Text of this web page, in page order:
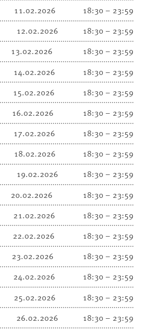
11.02.2026
18:30 – 23:59
12.02.2026
18:30 – 23:59
13.02.2026
18:30 – 23:59
14.02.2026
18:30 – 23:59
15.02.2026
18:30 – 23:59
16.02.2026
18:30 – 23:59
17.02.2026
18:30 – 23:59
18.02.2026
18:30 – 23:59
19.02.2026
18:30 – 23:59
20.02.2026
18:30 – 23:59
21.02.2026
18:30 – 23:59
22.02.2026
18:30 – 23:59
23.02.2026
18:30 – 23:59
24.02.2026
18:30 – 23:59
25.02.2026
18:30 – 23:59
26.02.2026
18:30 – 23:59